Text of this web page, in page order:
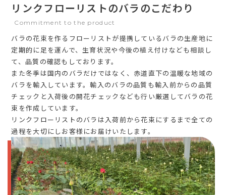
リンクフローリストのバラのこだわり
Commitment to the product
バラの花束を作るフローリストが提携しているバラの生産地に
定期的に足を運んで、生育状況や今後の植え付けなども相談し
て、品質の確認もしております。
また冬季は国内のバラだけではなく、赤道直下の温暖な地域の
バラを輸入しています。輸入のバラの品質も輸入前からの品質
チェックと入荷後の開花チェックなども行い厳選してバラの花
束を作成しています。
リンクフローリストのバラは入荷前から花束にするまで全ての
過程を大切にしお客様にお届けいたします。